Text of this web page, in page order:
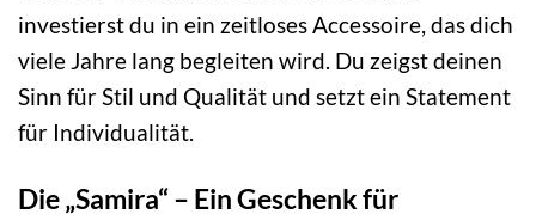
investierst du in ein zeitloses Accessoire, das dich
viele Jahre lang begleiten wird. Du zeigst deinen
Sinn für Stil und Qualität und setzt ein Statement
für Individualität.
Die „Samira“ – Ein Geschenk für